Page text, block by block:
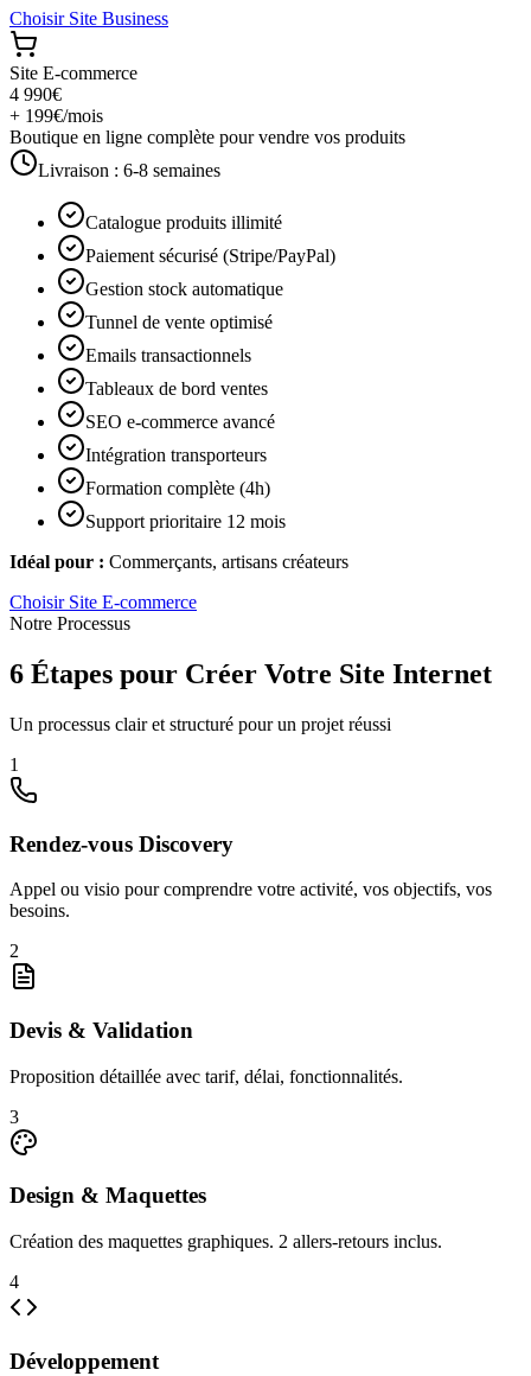
Choisir Site Business
Site E-commerce
4 990€
+ 199€/mois
Boutique en ligne complète pour vendre vos produits
Livraison : 6-8 semaines
Catalogue produits illimité
Paiement sécurisé (Stripe/PayPal)
Gestion stock automatique
Tunnel de vente optimisé
Emails transactionnels
Tableaux de bord ventes
SEO e-commerce avancé
Intégration transporteurs
Formation complète (4h)
Support prioritaire 12 mois
Idéal pour : Commerçants, artisans créateurs
Choisir Site E-commerce
Notre Processus
6 Étapes pour Créer Votre Site Internet
Un processus clair et structuré pour un projet réussi
1
Rendez-vous Discovery
Appel ou visio pour comprendre votre activité, vos objectifs, vos
besoins.
2
Devis & Validation
Proposition détaillée avec tarif, délai, fonctionnalités.
3
Design & Maquettes
Création des maquettes graphiques. 2 allers-retours inclus.
4
Développement